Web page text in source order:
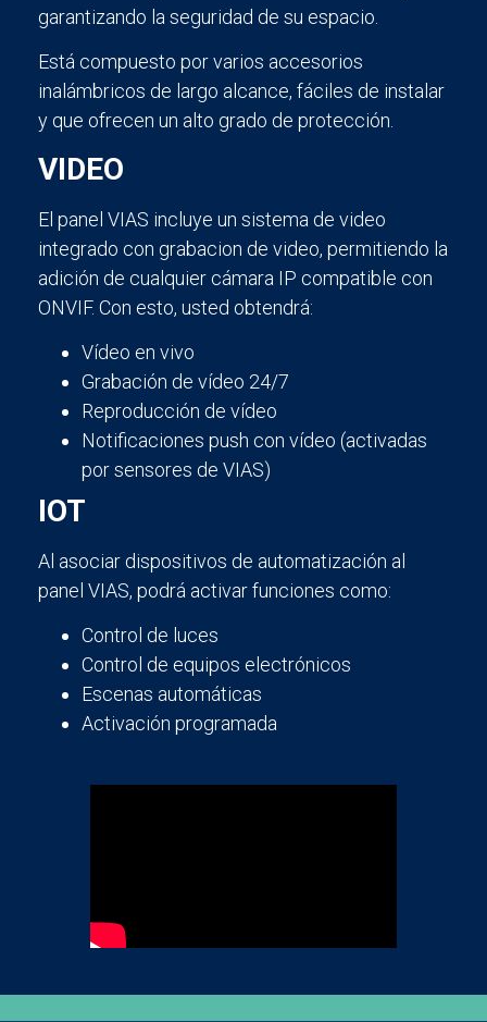
garantizando la seguridad de su espacio.
Está compuesto por varios accesorios
inalámbricos de largo alcance, fáciles de instalar
y que ofrecen un alto grado de protección.
VIDEO
El panel VIAS incluye un sistema de video
integrado con grabacion de video, permitiendo la
adición de cualquier cámara IP compatible con
ONVIF. Con esto, usted obtendrá:
Vídeo en vivo
Grabación de vídeo 24/7
Reproducción de vídeo
Notificaciones push con vídeo (activadas
por sensores de VIAS)
IOT
Al asociar dispositivos de automatización al
panel VIAS, podrá activar funciones como:
Control de luces
Control de equipos electrónicos
Escenas automáticas
Activación programada